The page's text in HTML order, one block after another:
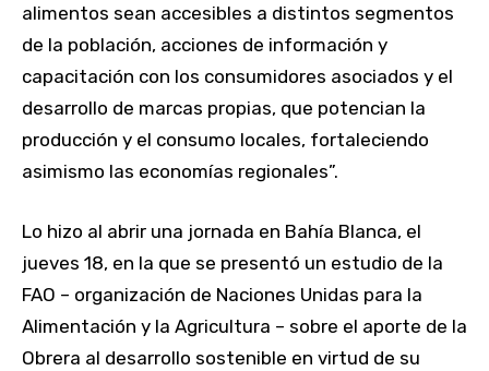
alimentos sean accesibles a distintos segmentos
de la población, acciones de información y
capacitación con los consumidores asociados y el
desarrollo de marcas propias, que potencian la
producción y el consumo locales, fortaleciendo
asimismo las economías regionales”.
Lo hizo al abrir una jornada en Bahía Blanca, el
jueves 18, en la que se presentó un estudio de la
FAO – organización de Naciones Unidas para la
Alimentación y la Agricultura – sobre el aporte de la
Obrera al desarrollo sostenible en virtud de su